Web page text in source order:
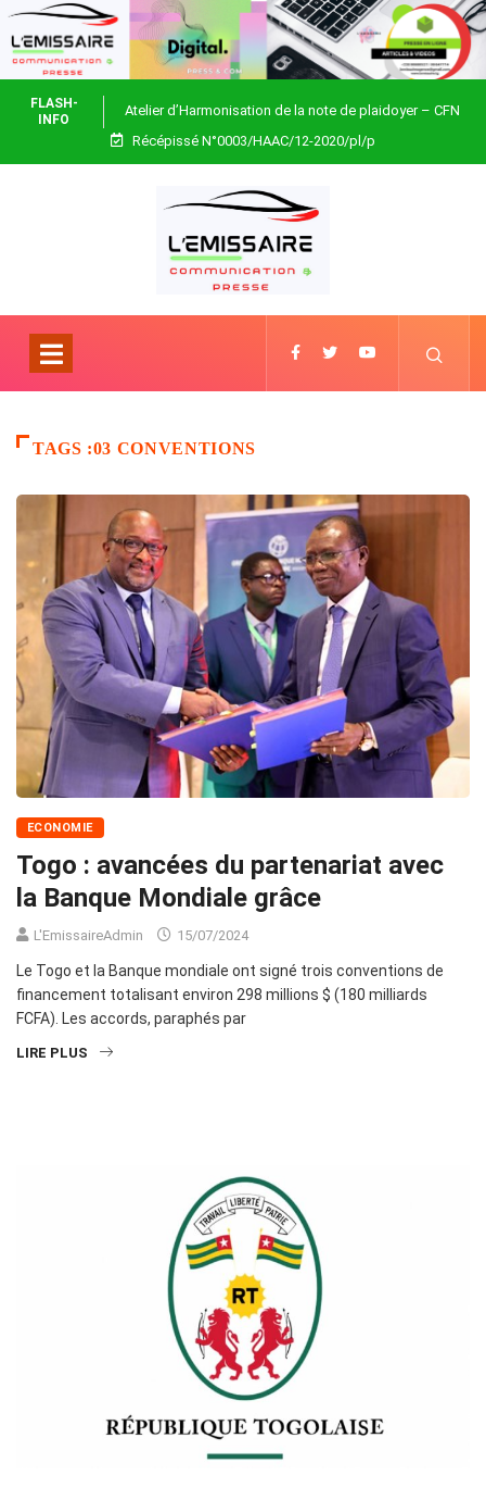
FLASH-
INFO
Atelier d’Harmonisation de la note de plaidoyer – CFN
Togo
Récépissé N°0003/HAAC/12-2020/pl/p
TAGS :03 CONVENTIONS
ECONOMIE
Togo : avancées du partenariat avec
la Banque Mondiale grâce
L'EmissaireAdmin 15/07/2024
Le Togo et la Banque mondiale ont signé trois conventions de
financement totalisant environ 298 millions $ (180 milliards
FCFA). Les accords, paraphés par
LIRE PLUS